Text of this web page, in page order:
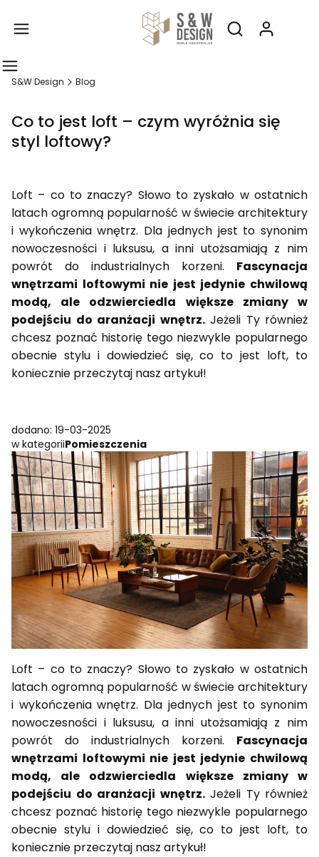
Otwórz
S&W Design Blog
Co to jest loft – czym wyróżnia się
styl loftowy?
Loft – co to znaczy? Słowo to zyskało w ostatnich
latach ogromną popularność w świecie architektury
i wykończenia wnętrz. Dla jednych jest to synonim
nowoczesności i luksusu, a inni utożsamiają z nim
powrót do industrialnych korzeni. Fascynacja
wnętrzami loftowymi nie jest jedynie chwilową
modą, ale odzwierciedla większe zmiany w
podejściu do aranżacji wnętrz.Jeżeli Ty również
chcesz poznać historię tego niezwykle popularnego
obecnie stylu i dowiedzieć się, co to jest loft, to
koniecznie przeczytaj nasz artykuł!
dodano: 19-03-2025
w kategoriiPomieszczenia
Loft – co to znaczy? Słowo to zyskało w ostatnich
latach ogromną popularność w świecie architektury
i wykończenia wnętrz. Dla jednych jest to synonim
nowoczesności i luksusu, a inni utożsamiają z nim
powrót do industrialnych korzeni. Fascynacja
wnętrzami loftowymi nie jest jedynie chwilową
modą, ale odzwierciedla większe zmiany w
podejściu do aranżacji wnętrz.Jeżeli Ty również
chcesz poznać historię tego niezwykle popularnego
obecnie stylu i dowiedzieć się, co to jest loft, to
koniecznie przeczytaj nasz artykuł!